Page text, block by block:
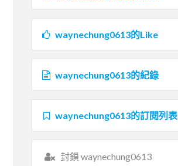
waynechung0613的Like
waynechung0613的紀錄
waynechung0613的訂閱列表
封鎖 waynechung0613